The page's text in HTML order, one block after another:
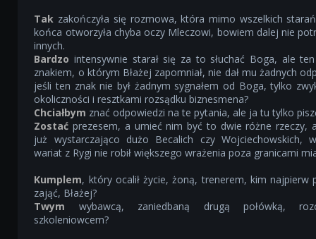
Tak zakończyła się rozmowa, która mimo wszelkich
końca otworzyła chyba oczy Mleczowi, bowiem dalej nie
innych.
Bardzo intensywnie starał się za to słuchać Boga, ale
znakiem, o którym Błażej zapomniał, nie dał mu żadnych
jeśli ten znak nie był żadnym sygnałem od Boga, tylko
okoliczności i resztkami rozsądku biznesmena?
Chciałbym znać odpowiedzi na te pytania, ale ja tu tylko
Zostać prezesem, a umieć nim być to dwie różne rzeczy,
już wystarczająco dużo Becalich czy Wojciechowskich,
wariat z Rygi nie robił większego wrażenia poza granicami
Kumplem, który ocalił życie, żoną, trenerem, kim najpierw
zająć, Błażej?
Twym wybawcą, zaniedbaną drugą połówką,
szkoleniowcem?